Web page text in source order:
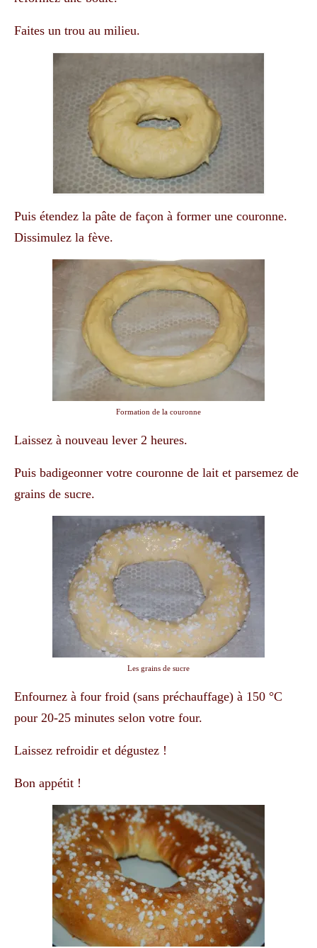
Faites un trou au milieu.
Puis étendez la pâte de façon à former une couronne.
Dissimulez la fève.
Formation de la couronne
Laissez à nouveau lever 2 heures.
Puis badigeonner votre couronne de lait et parsemez de
grains de sucre.
Les grains de sucre
Enfournez à four froid (sans préchauffage) à 150 °C
pour 20-25 minutes selon votre four.
Laissez refroidir et dégustez !
Bon appétit !